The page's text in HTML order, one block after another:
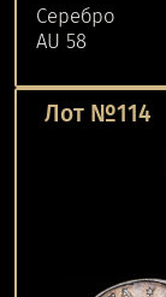
Серебро
AU 58
Лот №114